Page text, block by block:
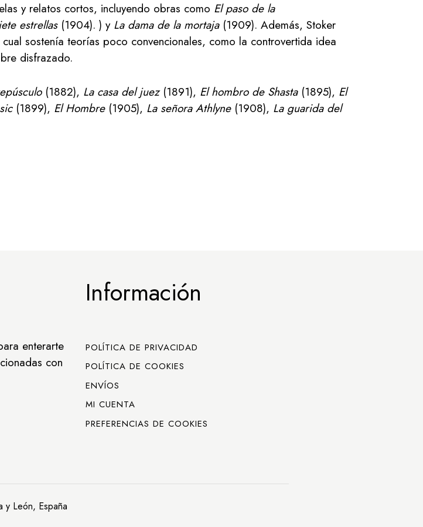
y relatos cortos, incluyendo obras como El paso de la
estrellas(1904). ) y La dama de la mortaja(1909). Además, Stoker
sostenía teorías poco convencionales, como la controvertida idea
disfrazado.
(1882), La casa del juez(1891), El hombro de Shasta(1895), El
(1899), El Hombre (1905), La señora Athlyne(1908), La guarida del
enterarte
con
Información
POLÍTICA DE PRIVACIDAD
POLÍTICA DE COOKIES
ENVÍOS
MI CUENTA
PREFERENCIAS DE COOKIES
y León, España